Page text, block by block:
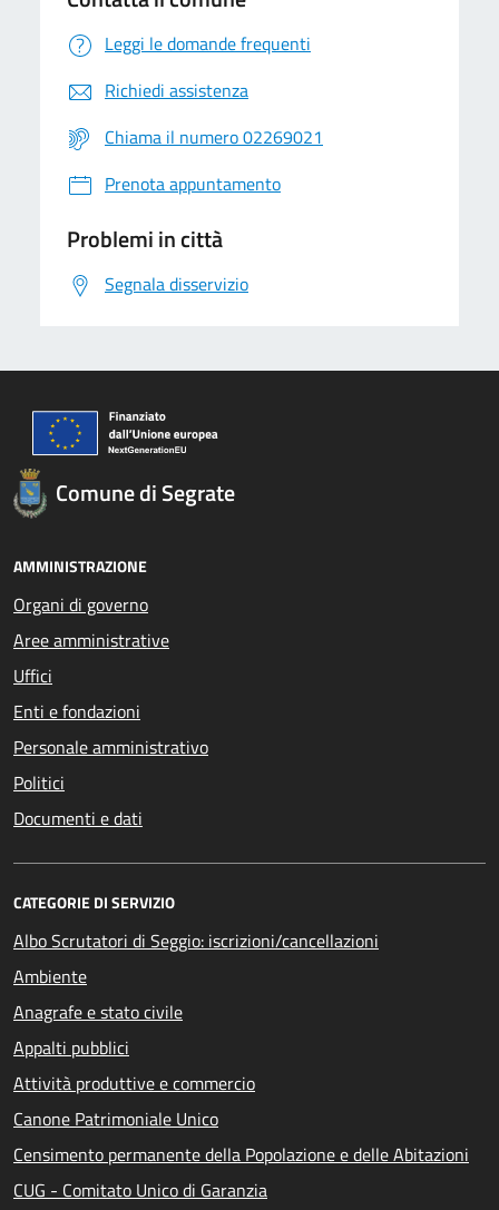
Leggi le domande frequenti
Richiedi assistenza
Chiama il numero 02269021
Prenota appuntamento
Problemi in città
Segnala disservizio
Comune di Segrate
AMMINISTRAZIONE
Organi di governo
Aree amministrative
Uffici
Enti e fondazioni
Personale amministrativo
Politici
Documenti e dati
CATEGORIE DI SERVIZIO
Albo Scrutatori di Seggio: iscrizioni/cancellazioni
Ambiente
Anagrafe e stato civile
Appalti pubblici
Attività produttive e commercio
Canone Patrimoniale Unico
Censimento permanente della Popolazione e delle Abitazioni
CUG - Comitato Unico di Garanzia